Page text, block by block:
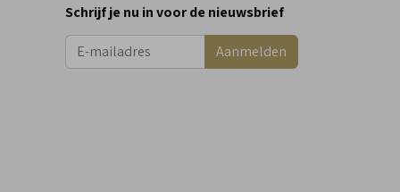
Schrijf je nu in voor de nieuwsbrief
Aanmelden